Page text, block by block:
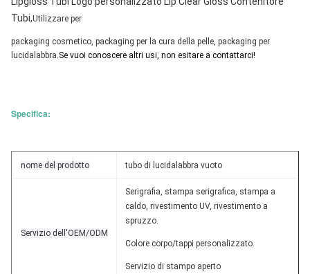
Tubi,Utilizzare per
packaging cosmetico, packaging per la cura della pelle, packaging per
lucidalabbra.Se vuoi conoscere altri usi, non esitare a contattarci!
Specifica:
nome del prodotto tubo di lucidalabbra vuoto
Servizio dell'OEM/ODM
Serigrafia, stampa serigrafica, stampa a
caldo, rivestimento UV, rivestimento a
spruzzo.
Colore corpo/tappi personalizzato.
Servizio di stampo aperto